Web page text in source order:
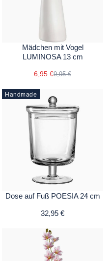
Mädchen mit Vogel
LUMINOSA 13 cm
6,95 €9,95 €
Handmade
Dose auf Fuß POESIA 24 cm
32,95 €